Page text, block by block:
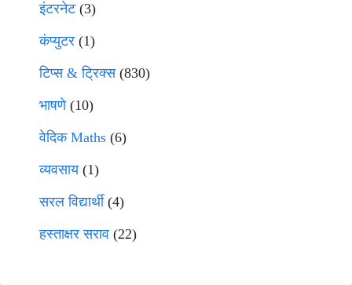
इंटरनेट(3)
कंप्युटर (1)
टिप्स & ट्रिक्स(830)
भाषणे(10)
वेदिक Maths (6)
व्यवसाय(1)
सरल विद्यार्थी(4)
हस्ताक्षर सराव (22)